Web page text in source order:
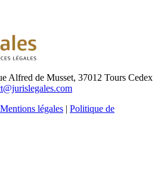
Alfred de Musset, 37012 Tours Cedex
Mentions légales | Politique de